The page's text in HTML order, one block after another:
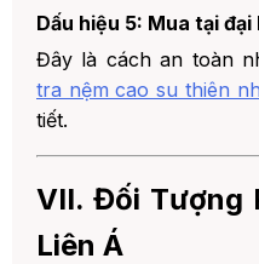
Dấu hiệu 5: Mua tại
Đây là cách an toàn
tra nệm cao su thiên
tiết.
VII. Đối Tượng
Liên Á